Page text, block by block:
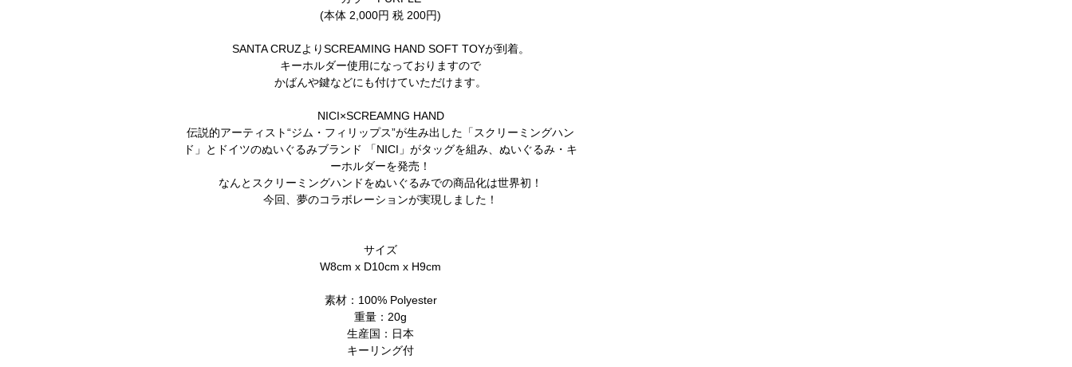
(本体 2,000円 税 200円)
SANTA CRUZよりSCREAMING HAND SOFT TOYが到着。
キーホルダー使用になっておりますので
かばんや鍵などにも付けていただけます。
NICI×SCREAMNG HAND
伝説的アーティスト“ジム・フィリップス”が生み出した「スクリーミングハン
ド」とドイツのぬいぐるみブランド 「NICI」がタッグを組み、ぬいぐるみ・キ
ーホルダーを発売！
なんとスクリーミングハンドをぬいぐるみでの商品化は世界初！
今回、夢のコラボレーションが実現しました！
サイズ
W8cm x D10cm x H9cm
素材：100% Polyester
重量：20g
生産国：日本
キーリング付